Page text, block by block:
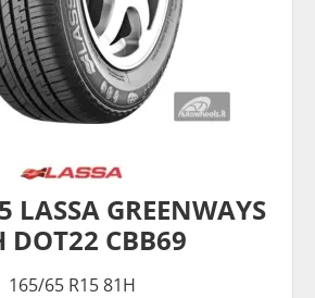
LASSA GREENWAYS
DOT22 CBB69
165/65 R15 81H